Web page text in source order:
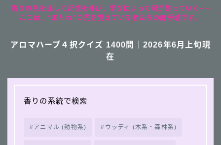
香りの色を通して記憶を呼び、学びによって魂が整っていく──
ここは、“またね”の光を覚えている者たちの魔導城です。
アロマハーブ４択クイズ 1400問｜2026年6月上旬現
在
香りの系統で検索
アニマル (動物系) ウッディ (木系・森林系)